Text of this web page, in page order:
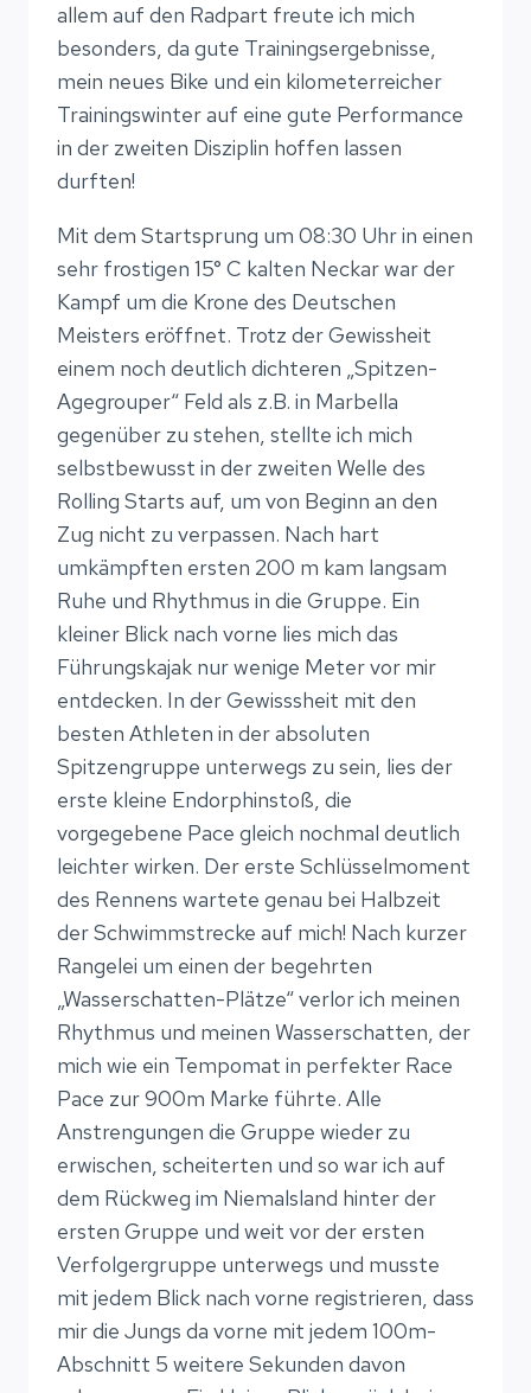
allem auf den Radpart freute ich mich
besonders, da gute Trainingsergebnisse,
mein neues Bike und ein kilometerreicher
Trainingswinter auf eine gute Performance
in der zweiten Disziplin hoffen lassen
durften!
Mit dem Startsprung um 08:30 Uhr in einen
sehr frostigen 15° C kalten Neckar war der
Kampf um die Krone des Deutschen
Meisters eröffnet. Trotz der Gewissheit
einem noch deutlich dichteren „Spitzen-
Agegrouper“ Feld als z.B. in Marbella
gegenüber zu stehen, stellte ich mich
selbstbewusst in der zweiten Welle des
Rolling Starts auf, um von Beginn an den
Zug nicht zu verpassen. Nach hart
umkämpften ersten 200 m kam langsam
Ruhe und Rhythmus in die Gruppe. Ein
kleiner Blick nach vorne lies mich das
Führungskajak nur wenige Meter vor mir
entdecken. In der Gewisssheit mit den
besten Athleten in der absoluten
Spitzengruppe unterwegs zu sein, lies der
erste kleine Endorphinstoß, die
vorgegebene Pace gleich nochmal deutlich
leichter wirken. Der erste Schlüsselmoment
des Rennens wartete genau bei Halbzeit
der Schwimmstrecke auf mich! Nach kurzer
Rangelei um einen der begehrten
„Wasserschatten-Plätze“ verlor ich meinen
Rhythmus und meinen Wasserschatten, der
mich wie ein Tempomat in perfekter Race
Pace zur 900m Marke führte. Alle
Anstrengungen die Gruppe wieder zu
erwischen, scheiterten und so war ich auf
dem Rückweg im Niemalsland hinter der
ersten Gruppe und weit vor der ersten
Verfolgergruppe unterwegs und musste
mit jedem Blick nach vorne registrieren, dass
mir die Jungs da vorne mit jedem 100m-
Abschnitt 5 weitere Sekunden davon